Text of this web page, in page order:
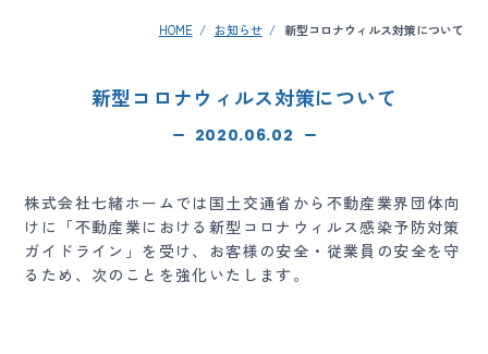
HOME お知らせ 新型コロナウィルス対策について
新型コロナウィルス対策について
2020.06.02
株式会社七緒ホームでは国土交通省から不動産業界団体向
けに「不動産業における新型コロナウィルス感染予防対策
ガイドライン」を受け、お客様の安全・従業員の安全を守
るため、次のことを強化いたします。